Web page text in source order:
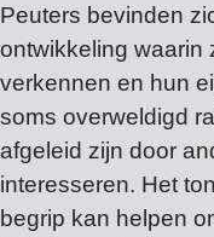
Peuters bevinden
ontwikkeling waarin
verkennen en hun
soms overweldigd
afgeleid zijn door
interesseren. Het
begrip kan helpen